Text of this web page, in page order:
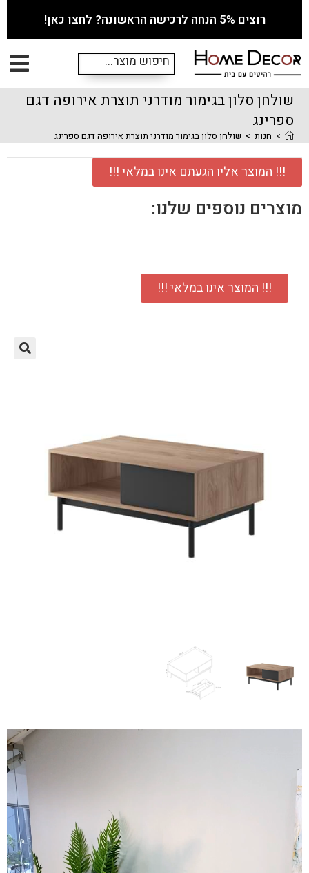
רוצים 5% הנחה לרכישה הראשונה? לחצו כאן!
שולחן סלון בגימור מודרני תוצרת אירופה דגם
ספרינג
> חנות > שולחן סלון בגימור מודרני תוצרת אירופה דגם ספרינג
!!! המוצר אליו הגעתם אינו במלאי !!!
מוצרים נוספים שלנו:
!!! המוצר אינו במלאי !!!